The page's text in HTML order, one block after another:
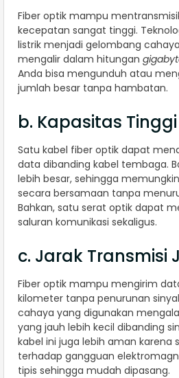
Fiber optik mampu
kecepatan sangat tinggi.
listrik menjadi gelombang
mengalir dalam hitungan
Anda bisa mengunduh atau
jumlah besar tanpa hambatan.
b. Kapasitas Tinggi
Satu kabel fiber optik dapat
data dibanding kabel tembaga.
lebih besar, sehingga
secara bersamaan tanpa
Bahkan, satu serat optik dapat
saluran komunikasi sekaligus.
c. Jarak Transmisi
Fiber optik mampu mengirim
kilometer tanpa penurunan
cahaya yang digunakan
yang jauh lebih kecil dibanding
kabel ini juga lebih aman karena
terhadap gangguan
tipis sehingga mudah dipasang.